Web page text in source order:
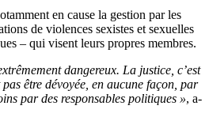
en cause la gestion par les
de violences sexistes et sexuelles
– qui visent leurs propres membres.
dangereux. La justice, c’est
être dévoyée, en aucune façon, par
par des responsables politiques », a-